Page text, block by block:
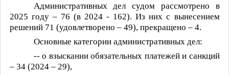
Административных дел судом
рассмотрено в
2025 году – 76 (в 2024 - 162). Из них с вынесением
решений 71 (удовлетворено – 49), прекращено – 4.
Основные категории административных дел:
-- о взыскании обязательных платежей и санкций
– 34 (2024 – 29),